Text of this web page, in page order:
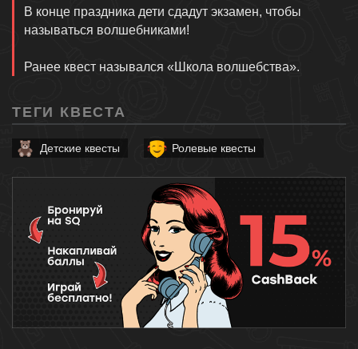
В конце праздника дети сдадут экзамен, чтобы
называться волшебниками!
Ранее квест назывался «Школа волшебства».
ТЕГИ КВЕСТА
Детские квесты Ролевые квесты